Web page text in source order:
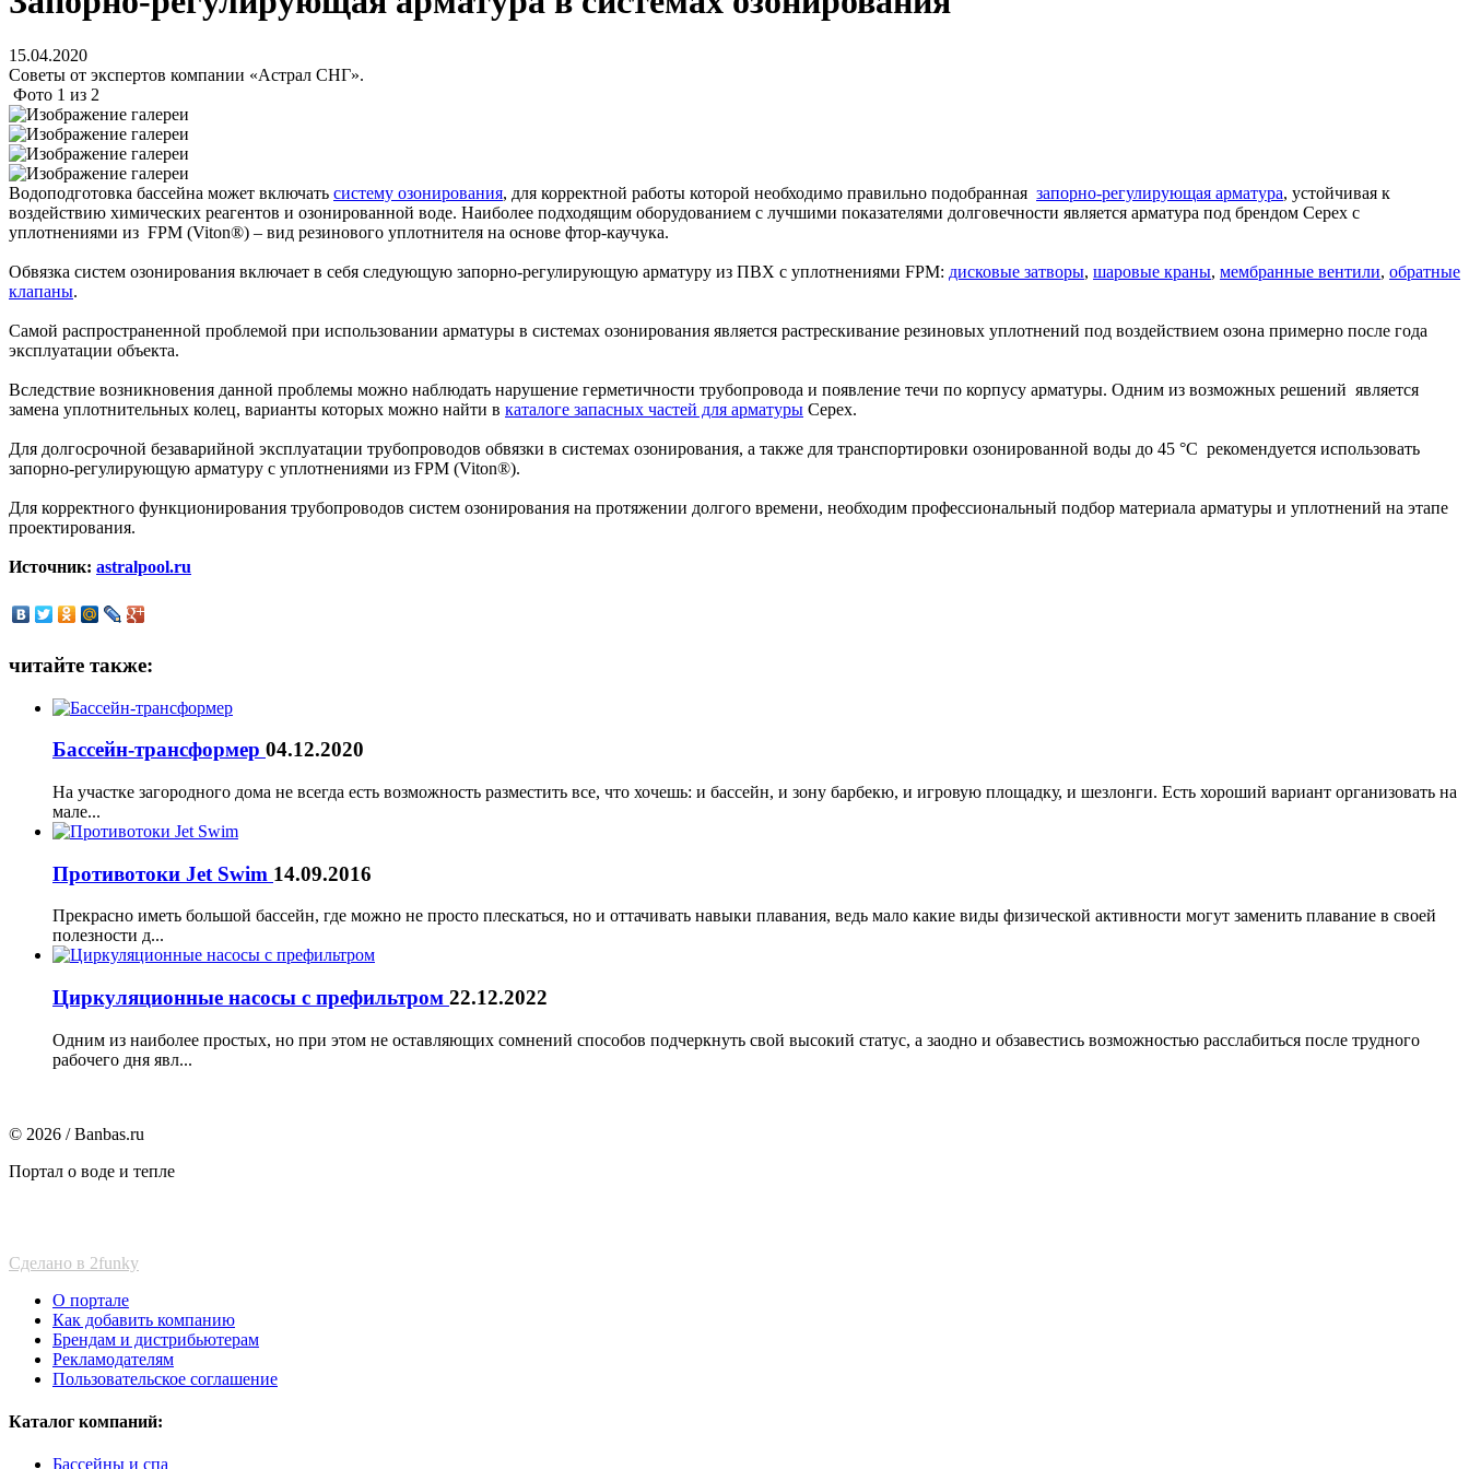
15.04.2020
Советы от экспертов компании «Астрал СНГ».
Фото 1 из 2
Водоподготовка бассейна может включать систему озонирования, для корректной работы которой необходимо правильно подобранная запорно-регулирующая арматура, устойчивая к
воздействию химических реагентов и озонированной воде. Наиболее подходящим оборудованием с лучшими показателями долговечности является арматура под брендом Серех с
уплотнениями из FPM (Viton®) – вид резинового уплотнителя на основе фтор-каучука.
Обвязка систем озонирования включает в себя следующую запорно-регулирующую арматуру из ПВХ с уплотнениями FPM: дисковые затворы, шаровые краны, мембранные вентили, обратные
клапаны.
Самой распространенной проблемой при использовании арматуры в системах озонирования является растрескивание резиновых уплотнений под воздействием озона примерно после года
эксплуатации объекта.
Вследствие возникновения данной проблемы можно наблюдать нарушение герметичности трубопровода и появление течи по корпусу арматуры. Одним из возможных решений является
замена уплотнительных колец, варианты которых можно найти в каталоге запасных частей для арматуры Серех.
Для долгосрочной безаварийной эксплуатации трубопроводов обвязки в системах озонирования, а также для транспортировки озонированной воды до 45 °C рекомендуется использовать
запорно-регулирующую арматуру с уплотнениями из FPM (Viton®).
Для корректного функционирования трубопроводов систем озонирования на протяжении долгого времени, необходим профессиональный подбор материала арматуры и уплотнений на этапе
проектирования.
Источник: astralpool.ru
читайте также:
Бассейн-трансформер 04.12.2020
На участке загородного дома не всегда есть возможность разместить все, что хочешь: и бассейн, и зону барбекю, и игровую площадку, и шезлонги. Есть хороший вариант организовать на
мале...
Противотоки Jet Swim 14.09.2016
Прекрасно иметь большой бассейн, где можно не просто плескаться, но и оттачивать навыки плавания, ведь мало какие виды физической активности могут заменить плавание в своей
полезности д...
Циркуляционные насосы с префильтром 22.12.2022
Одним из наиболее простых, но при этом не оставляющих сомнений способов подчеркнуть свой высокий статус, а заодно и обзавестись возможностью расслабиться после трудного
рабочего дня явл...
© 2026 / Banbas.ru
Портал о воде и тепле
Сделано в 2funky
О портале
Как добавить компанию
Брендам и дистрибьютерам
Рекламодателям
Пользовательское соглашение
Каталог компаний:
Бассейны и спа